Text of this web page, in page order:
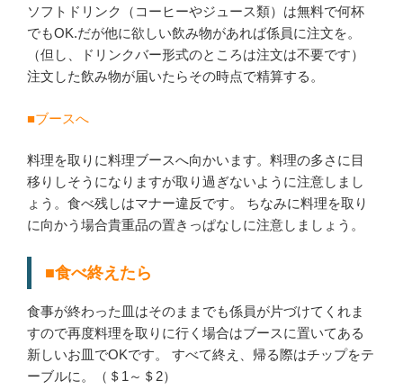
ソフトドリンク（コーヒーやジュース類）は無料で何杯
でもOK.だが他に欲しい飲み物があれば係員に注文を。
（但し、ドリンクバー形式のところは注文は不要です）
注文した飲み物が届いたらその時点で精算する。
■ブースへ
料理を取りに料理ブースへ向かいます。料理の多さに目
移りしそうになりますが取り過ぎないように注意しまし
ょう。食べ残しはマナー違反です。 ちなみに料理を取り
に向かう場合貴重品の置きっぱなしに注意しましょう。
■食べ終えたら
食事が終わった皿はそのままでも係員が片づけてくれま
すので再度料理を取りに行く場合はブースに置いてある
新しいお皿でOKです。 すべて終え、帰る際はチップをテ
ーブルに。（＄1～＄2）